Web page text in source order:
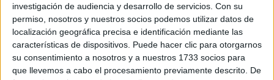
investigación de audiencia y desarrollo de servicios. Con su
permiso, nosotros y nuestros socios podemos utilizar datos de
localización geográfica precisa e identificación mediante las
características de dispositivos. Puede hacer clic para otorgarnos
su consentimiento a nosotros y a nuestros 1733 socios para
que llevemos a cabo el procesamiento previamente descrito. De
Inicio
Etiquetas: Hablar x Hablar Comercio